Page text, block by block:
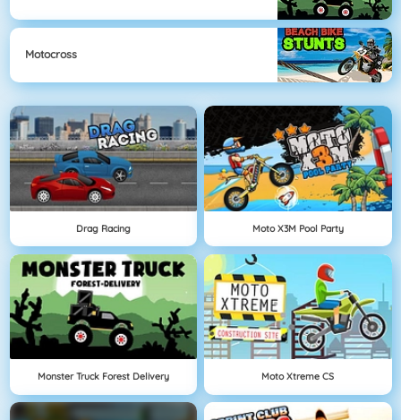
Motocross
Drag Racing Moto X3M Pool Party
Monster Truck Forest Delivery Moto Xtreme CS